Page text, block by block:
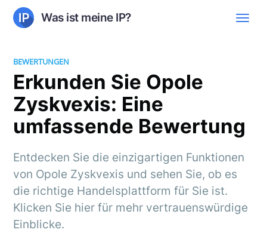
Was ist meine IP?
BEWERTUNGEN
Erkunden Sie Opole
Zyskvexis: Eine
umfassende Bewertung
Entdecken Sie die einzigartigen Funktionen
von Opole Zyskvexis und sehen Sie, ob es
die richtige Handelsplattform für Sie ist.
Klicken Sie hier für mehr vertrauenswürdige
Einblicke.